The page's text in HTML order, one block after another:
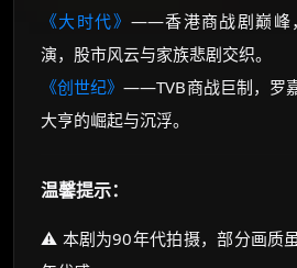
《大时代》 ——香港商战剧巅峰
演，股市风云与家族悲剧交织。
《创世纪》——TVB商战巨制，罗
大亨的崛起与沉浮。
温馨提示：
⚠️ 本剧为90年代拍摄，部分画质